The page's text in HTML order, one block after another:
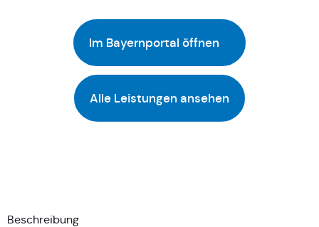
Im Bayernportal öffnen
Alle Leistungen ansehen
Beschreibung